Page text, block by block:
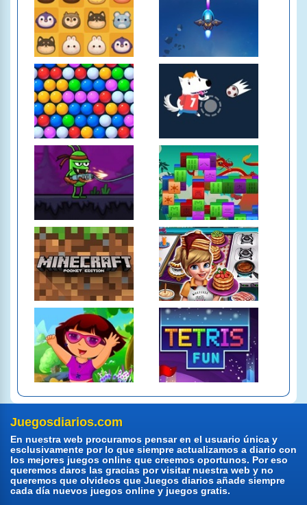
Juegosdiarios.com
En nuestra web procuramos pensar en el usuario única y
esclusivamente por lo que siempre actualizamos a diario con
los mejores juegos online que creemos oportunos. Por eso
queremos daros las gracias por visitar nuestra web y no
queremos que olvideos que Juegos diarios añade siempre
cada día nuevos juegos online y juegos gratis.